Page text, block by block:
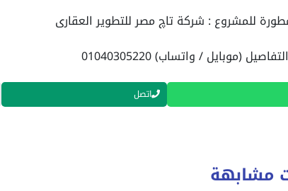
للمشروع : شركة تاچ مصر للتطوير العقارى
(موبايل / واتساب) 01040305220
اتصل
مشابهة